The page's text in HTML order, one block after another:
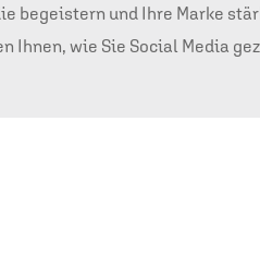
begeistern und Ihre Marke
Ihnen, wie Sie Social Media